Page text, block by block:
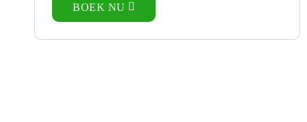
BOEK NU